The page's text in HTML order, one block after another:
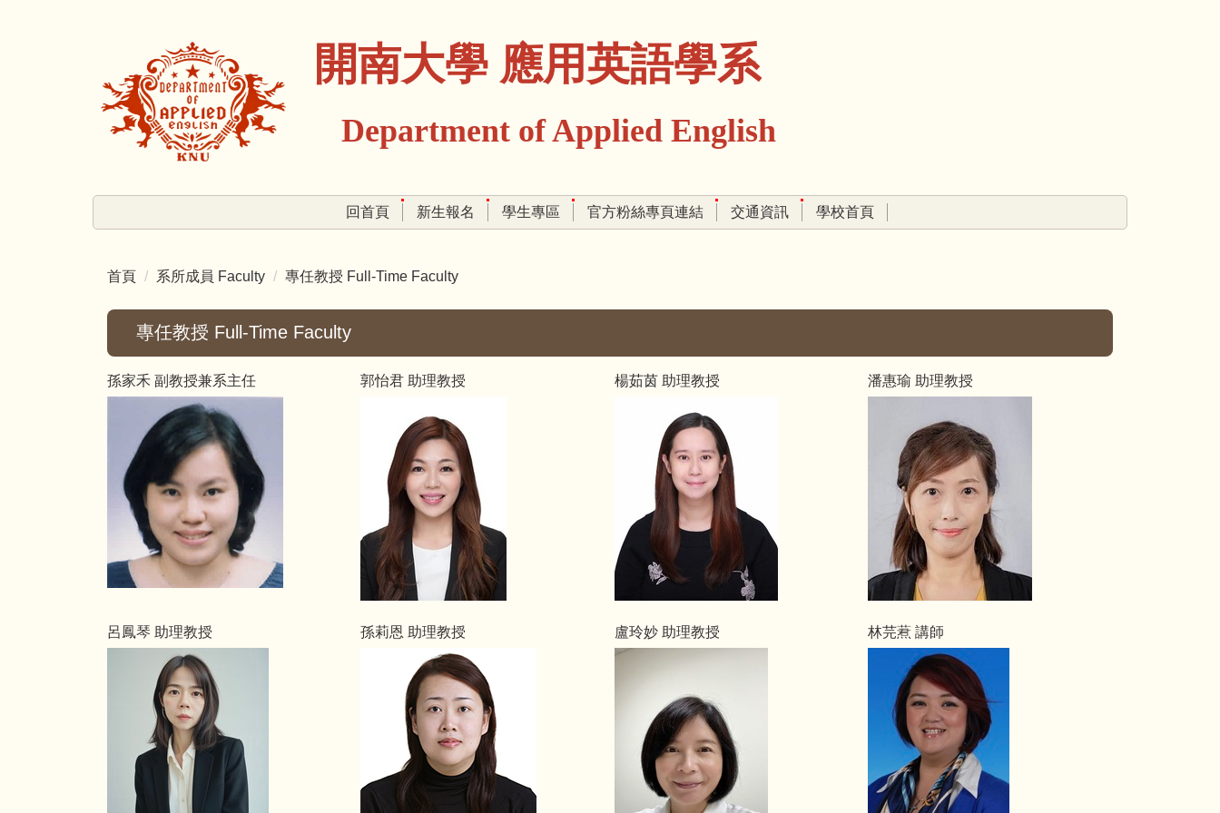
開南大學 應用英語學系
Department of Applied English
回首頁 新生報名 學生專區 官方粉絲專頁連結 交通資訊 學校首頁
首頁 系所成員 Faculty 專任教授 Full-Time Faculty
專任教授 Full-Time Faculty
孫家禾 副教授兼系主任 郭怡君 助理教授 楊茹茵 助理教授 潘惠瑜 助理教授
呂鳳琴 助理教授 孫莉恩 助理教授 盧玲妙 助理教授 林芫蔒 講師